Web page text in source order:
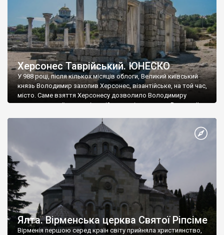
Херсонес Таврійський. ЮНЕСКО
У 988 році, після кількох місяців облоги, Великий київський
князь Володимир захопив Херсонес, візантійське, на той час,
місто. Саме взяття Херсонесу дозволило Володимиру
диктувати свої умови візантійському імператору Василю ІІ, та
Херсонесі Володимир-язичник, став Василем-християнином.
А потім було Хрещення Русі. На честь Херсонесу Таврійського
Ялта. Вірменська церква Святої Ріпсіме
Вірменія першою серед країн світу прийняла християнство,